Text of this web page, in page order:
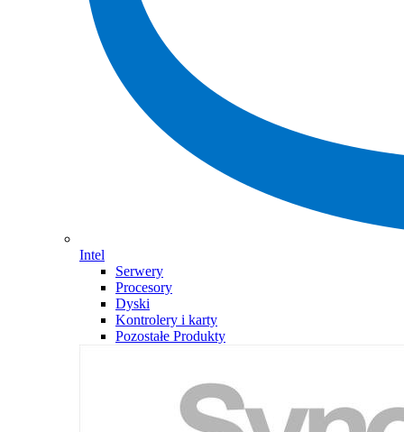
Intel
Serwery
Procesory
Dyski
Kontrolery i karty
Pozostałe Produkty